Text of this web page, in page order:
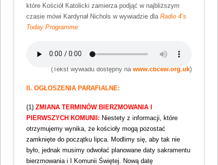
które Kościół Katolicki zamierza podjąć w najbliższym
czasie mówi Kardynał Nichols w wywiadzie dla Radio 4’s
Today Programme:
(Tekst wywiadu dostępny nawww.cbcew.org.uk)
II. OGŁOSZENIA PARAFIALNE:
(1) ZMIANA TERMINÓW BIERZMOWANIA I
PIERWSZYCH KOMUNII: Niestety z informacji, które
otrzymujemy wynika, że kościoły mogą pozostać
zamknięte do początku lipca. Modlimy się, aby tak nie
było, jednak musimy odwołać planowane daty sakramentu
bierzmowania i I Komunii Świętej. Nową datę